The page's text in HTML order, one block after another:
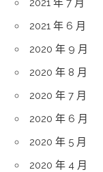
2021 年 6 月
2020 年 9 月
2020 年 8 月
2020 年 7 月
2020 年 6 月
2020 年 5 月
2020 年 4 月